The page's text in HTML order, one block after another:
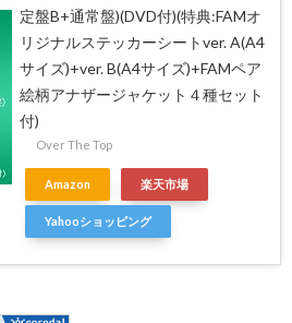
定盤B+通常盤)(DVD付)(特典:FAMオ
リジナルステッカーシートver. A(A4
サイズ)+ver. B(A4サイズ)+FAMペア
絵柄アナザージャケット４種セット
付)
Over The Top
Amazon 楽天市場
Yahooショッピング